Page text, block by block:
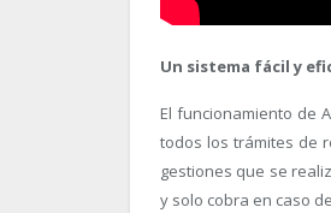
Un sistema fácil y
El funcionamiento de
todos los trámites de
gestiones que se
y solo cobra en caso